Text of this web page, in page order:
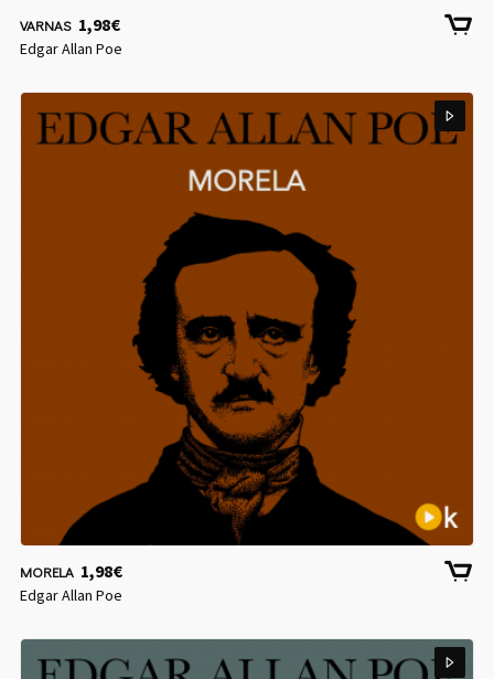
VARNAS 1,98€
Edgar Allan Poe
MORELA 1,98€
Edgar Allan Poe